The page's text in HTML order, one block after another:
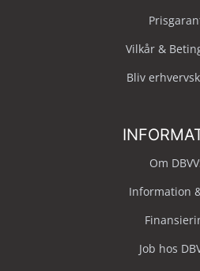
Vilkår &
Bliv
Om
Information
Job hos